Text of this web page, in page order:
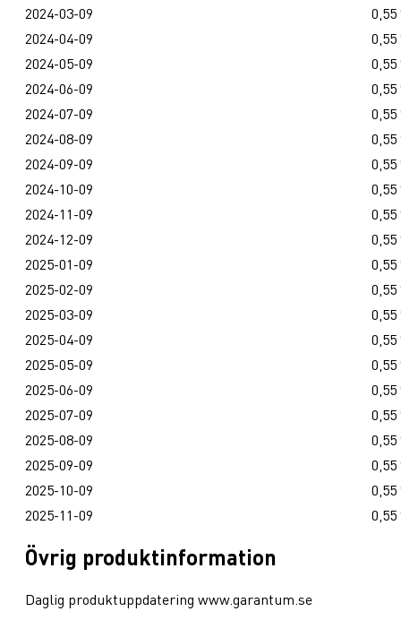
2024-03-09
0,55
2024-04-09
0,55
2024-05-09
0,55
2024-06-09
0,55
2024-07-09
0,55
2024-08-09
0,55
2024-09-09
0,55
2024-10-09
0,55
2024-11-09
0,55
2024-12-09
0,55
2025-01-09
0,55
2025-02-09
0,55
2025-03-09
0,55
2025-04-09
0,55
2025-05-09
0,55
2025-06-09
0,55
2025-07-09
0,55
2025-08-09
0,55
2025-09-09
0,55
2025-10-09
0,55
2025-11-09
0,55
Övrig produktinformation
Daglig produktuppdatering www.garantum.se